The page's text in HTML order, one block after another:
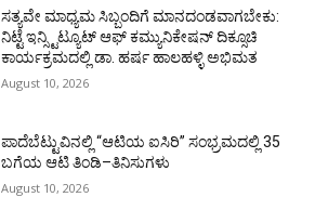
ಸತ್ಯವೇ ಮಾಧ್ಯಮ ಸಿಬ್ಬಂದಿಗೆ ಮಾನದಂಡವಾಗಬೇಕು:
ನಿಟ್ಟೆ ಇನ್ಸ್ಟಿಟ್ಯೂಟ್ ಆಫ್ ಕಮ್ಯುನಿಕೇಷನ್ ದಿಕ್ಸೂಚಿ
ಕಾರ್ಯಕ್ರಮದಲ್ಲಿ ಡಾ. ಹರ್ಷ ಹಾಲಹಳ್ಳಿ ಅಭಿಮತ
August 10, 2026
ಪಾದೆಬೆಟ್ಟುವಿನಲ್ಲಿ “ಆಟಿಯ ಐಸಿರಿ’’ ಸಂಭ್ರಮದಲ್ಲಿ 35
ಬಗೆಯ ಆಟಿ ತಿಂಡಿ–ತಿನಿಸುಗಳು
August 10, 2026